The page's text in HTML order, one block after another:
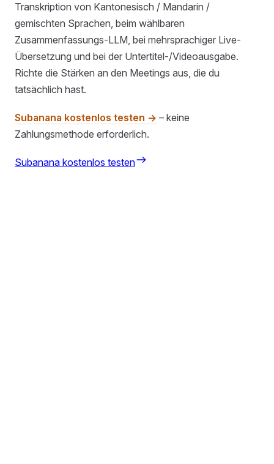
Transkription von Kantonesisch / Mandarin /
gemischten Sprachen, beim wählbaren
Zusammenfassungs-LLM, bei mehrsprachiger Live-
Übersetzung und bei der Untertitel-/Videoausgabe.
Richte die Stärken an den Meetings aus, die du
tatsächlich hast.
Subanana kostenlos testen → – keine
Zahlungsmethode erforderlich.
Subanana kostenlos testen